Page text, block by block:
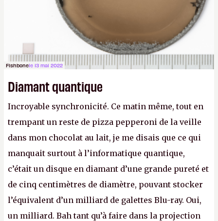
Fishbonele 13 mai 2022
Diamant quantique
Incroyable synchronicité. Ce matin même, tout en
trempant un reste de pizza pepperoni de la veille
dans mon chocolat au lait, je me disais que ce qui
manquait surtout à l’informatique quantique,
c’était un disque en diamant d’une grande pureté et
de cinq centimètres de diamètre, pouvant stocker
l’équivalent d’un milliard de galettes Blu-ray. Oui,
un milliard. Bah tant qu’à faire dans la projection